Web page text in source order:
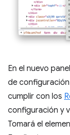
En el nuevo
de
cumplir con los
configuración y
Tomará el